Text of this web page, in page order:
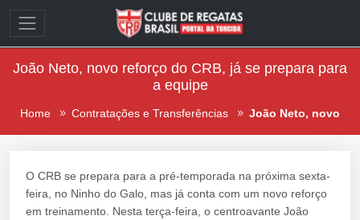
João Neto, novo reforço do CRB, já se prepara para
a equipe
Home Contratações e Transferências João Neto, novo
O CRB se prepara para a pré-temporada na próxima sexta-
feira, no Ninho do Galo, mas já conta com um novo reforço
em treinamento. Nesta terça-feira, o centroavante João